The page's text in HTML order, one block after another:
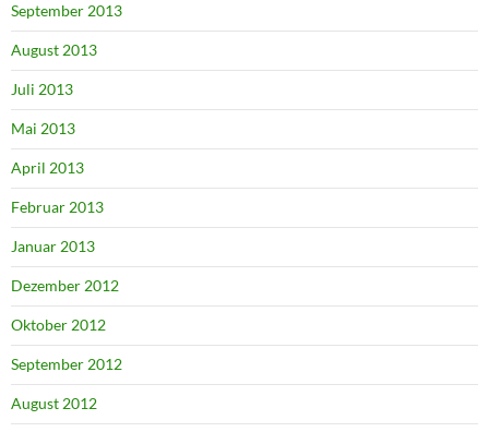
September 2013
August 2013
Juli 2013
Mai 2013
April 2013
Februar 2013
Januar 2013
Dezember 2012
Oktober 2012
September 2012
August 2012